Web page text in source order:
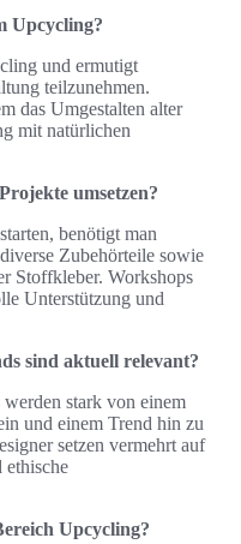
Upcycling?
und ermutigt
teilzunehmen.
das Umgestalten alter
mit natürlichen
umsetzen?
benötigt man
Zubehörteile sowie
Stoffkleber. Workshops
Unterstützung und
sind aktuell relevant?
stark von einem
und einem Trend hin zu
setzen vermehrt auf
Upcycling?